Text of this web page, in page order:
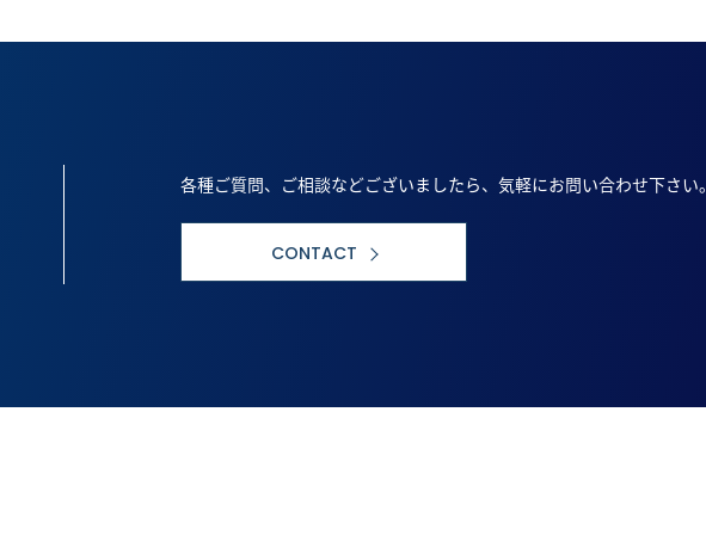
各種ご質問、ご相談などございましたら、 気軽にお問い合わせ下さい。
CONTACT